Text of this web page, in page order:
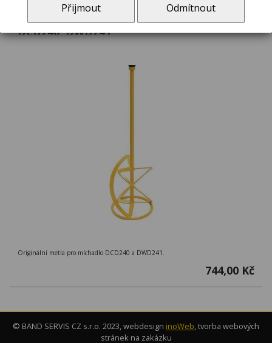
DeWALT® N519652 Metla pro míchadlo
DCD240, DWD241
Originální metla pro míchadlo DCD240 a DWD241.
744,00 Kč
© BAND SERVIS CZ s.r.o. 2023, webdesign inoWeb, tvorba webových
stránek na zakázku
Přijmout Odmítnout